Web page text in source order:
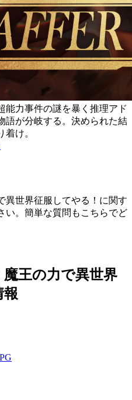
能力事件の謎を暴く推理アド
語が分岐する。決められた結
け。
異世界征服してやる！に関す
い。簡単な質問もこちらでど
王の力で異世界
報